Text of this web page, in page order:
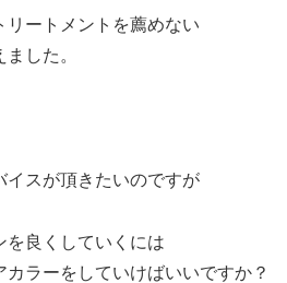
ートメントを薦めない
した。
イスが頂きたいのですが
を良くしていくには
ラーをしていけばいいですか？